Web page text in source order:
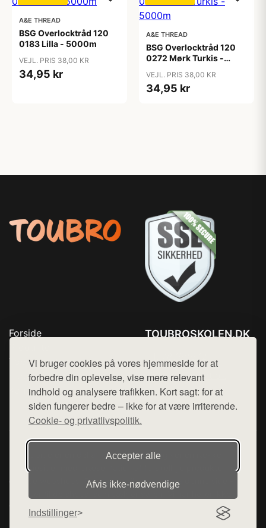
Vi bruger cookies på vores hjemmeside for at
forbedre din oplevelse, vise mere relevant
indhold og analysere trafikken. Kort sagt: for at
siden fungerer bedre – ikke for at være irriterende.
Cookie- og privatlivspolitik.
Accepter alle
Afvis ikke‑nødvendige
Indstillinger
A&E THREAD
BSG Overlocktråd 120
0183 Lilla - 5000m
VEJL. PRIS 38,00 KR
34,95 kr
A&E THREAD
BSG Overlocktråd 120
0272 Mørk Turkis -
VEJL. PRIS 38,00 KR
34,95 kr
Forside
Top Rabatter
Blog
Kontakt
TOUBROSKOLEN.DK
Mail: hej@want.dk
Cookie- og privatlivspolitik
Denne side er en del af want.dk, der udgiver en række
hjemmesider med præsentation af forskellige produkter fra
diverse webshops. Der sælges ikke varer fra denne side - vi
henviser til de shops, som sælger varen. Vi har heller ikke
varerne på lager.